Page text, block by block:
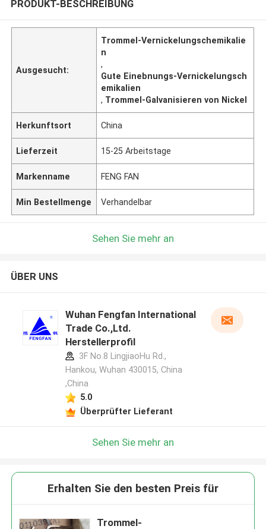
PRODUKT-BESCHREIBUNG
Ausgesucht:
Trommel-Vernickelungschemikalie
n
,
Gute Einebnungs-Vernickelungsch
emikalien
, Trommel-Galvanisieren von Nickel
Herkunftsort China
Lieferzeit 15-25 Arbeitstage
Markenname FENG FAN
Min Bestellmenge Verhandelbar
Sehen Sie mehr an
ÜBER UNS
Wuhan Fengfan International
Trade Co.,Ltd.
Herstellerprofil
3F No.8 LingjiaoHu Rd.,
Hankou, Wuhan 430015, China
,China
5.0
Überprüfter Lieferant
Sehen Sie mehr an
Erhalten Sie den besten Preis für
Trommel-